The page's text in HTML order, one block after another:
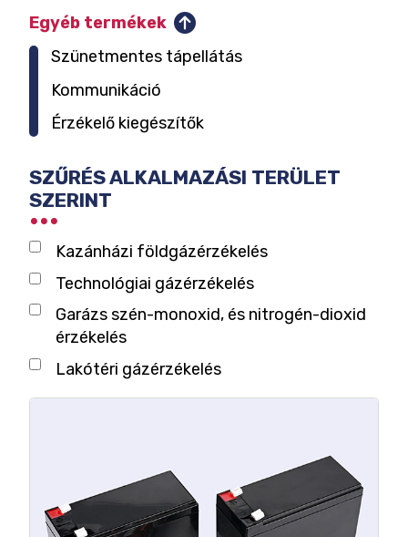
Szén-dioxid
Lakótéri gázérzékelők
Központok 128 mérőhelyig
Egyéb termékek
Szünetmentes tápellátás
Kommunikáció
Érzékelő kiegészítők
SZŰRÉS ALKALMAZÁSI TERÜLET
SZERINT
Kazánházi földgázérzékelés
Technológiai gázérzékelés
Garázs szén-monoxid, és nitrogén-dioxid
érzékelés
Lakótéri gázérzékelés